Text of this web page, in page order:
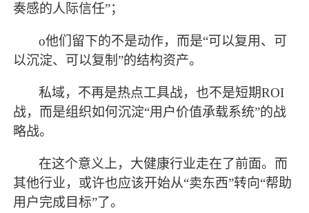
奏感的人际信任”；
o他们留下的不是动作，而是“可以复用、可
以沉淀、可以复制”的结构资产。
私域，不再是热点工具战，也不是短期ROI
战，而是组织如何沉淀“用户价值承载系统”的战
略战。
在这个意义上，大健康行业走在了前面。而
其他行业，或许也应该开始从“卖东西”转向“帮助
用户完成目标”了。